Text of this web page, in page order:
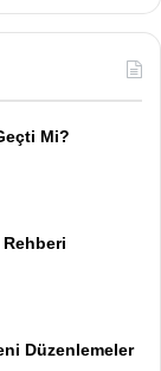
Mi?
Rehberi
Düzenlemeler